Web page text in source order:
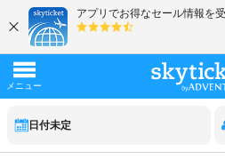
日付未定